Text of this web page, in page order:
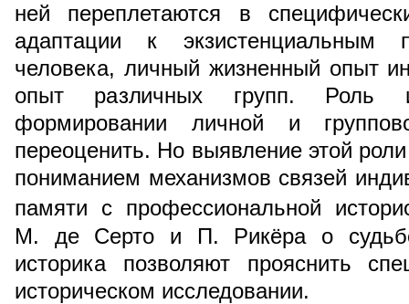
ней переплетаются в
адаптации к экзистенциальным
человека, личный жизненный опыт
опыт различных групп. Роль
формировании личной и
переоценить. Но выявление этой
пониманием механизмов связей
памяти с профессиональной
М. де Серто и П. Рикёра о
историка позволяют прояснить
историческом исследовании.